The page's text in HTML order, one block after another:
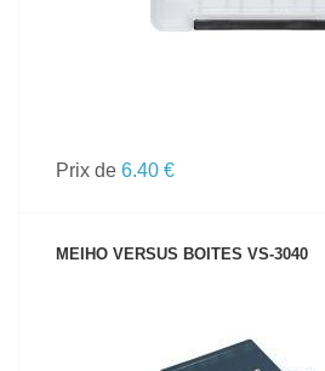
Prix de 6.40 €
MEIHO VERSUS BOITES VS-3040